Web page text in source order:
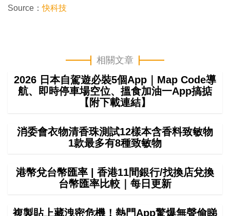
Source：快科技
相關文章
2026 日本自駕遊必裝5個App｜Map Code導
航、即時停車場空位、搵食加油一App搞掂
【附下載連結】
消委會衣物清香珠測試12樣本含香料致敏物
1款最多有8種致敏物
港幣兌台幣匯率 | 香港11間銀行/找換店兌換
台幣匯率比較｜每日更新
複製貼上藏洩密危機！熱門App驚爆無聲偷睇